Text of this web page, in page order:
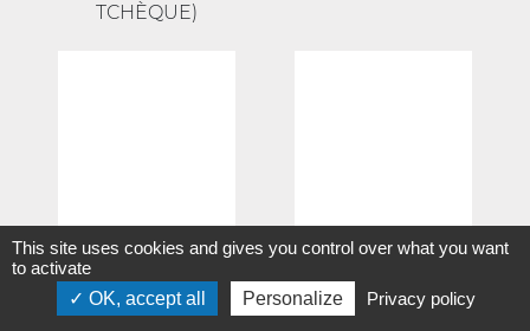
TCHÈQUE)
OTA MITSUKI (JAPON) OZEKI YUTO (JAPON)
This site uses cookies and gives you control over what you want
to activate
OK, accept all
Personalize Privacy policy